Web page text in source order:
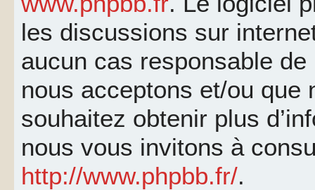
les discussions sur
aucun cas responsable
nous acceptons et/ou que
souhaitez obtenir plus
nous vous invitons à
http://www.phpbb.fr/.